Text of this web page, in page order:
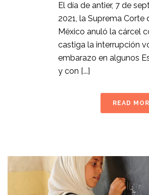
El día de antier, 7 de
2021, la Suprema Corte
México anuló la cárcel
castiga la interrupción
embarazo en algunos
y con [...]
READ